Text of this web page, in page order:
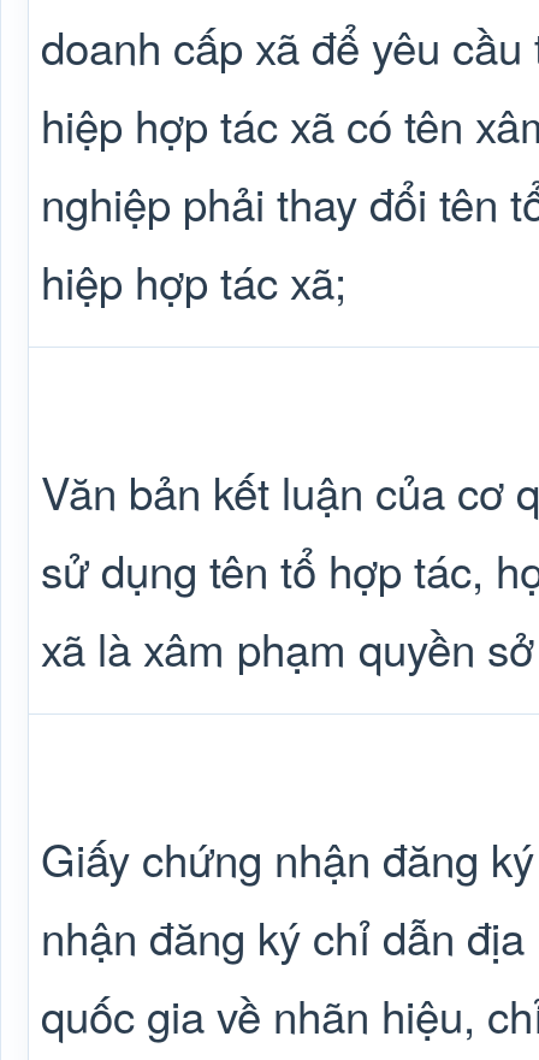
doanh cấp xã để yêu
hiệp hợp tác xã có tên
nghiệp phải thay đổi tên
hiệp hợp tác xã;
Văn bản kết luận của cơ
sử dụng tên tổ hợp tác,
xã là xâm phạm quyền
Giấy chứng nhận đăng
nhận đăng ký chỉ dẫn
quốc gia về nhãn hiệu,